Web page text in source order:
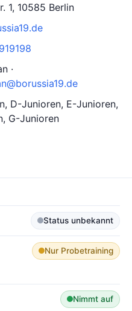
1, 10585 Berlin
·
D-Junioren, E-Junioren,
G-Junioren
Status unbekannt
Nur Probetraining
Nimmt auf